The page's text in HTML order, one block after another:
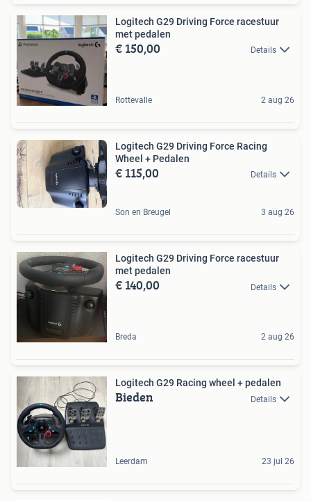
Logitech G29 Driving Force racestuur
met pedalen
€ 150,00 Details
Rottevalle 2 aug 26
Logitech G29 Driving Force Racing
Wheel + Pedalen
€ 115,00 Details
Son en Breugel 3 aug 26
Logitech G29 Driving Force racestuur
met pedalen
€ 140,00 Details
Breda 2 aug 26
Logitech G29 Racing wheel + pedalen
Bieden Details
Leerdam 23 jul 26